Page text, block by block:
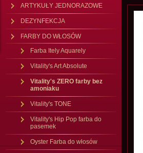
ARTYKUŁY JEDNORAZOWE
DEZYNFEKCJA
FARBY DO WŁOSÓW
Farba Itely Aquarely
Vitality's Art Absolute
Vitality's ZERO farby bez
amoniaku
Vitality's TONE
Vitality's Hip Pop farba do
pasemek
Oyster Farba do włosów